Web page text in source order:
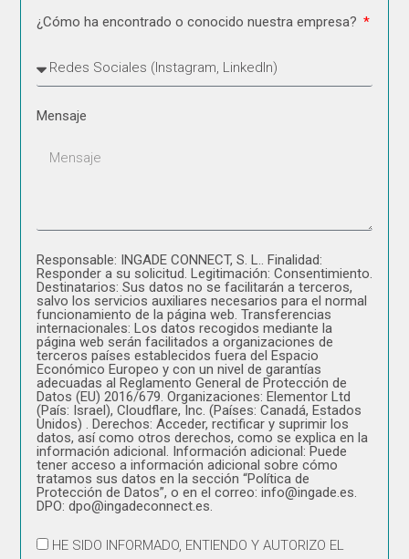
¿Cómo ha encontrado o conocido nuestra empresa?
Mensaje
Responsable: INGADE CONNECT, S. L.. Finalidad:
Responder a su solicitud. Legitimación: Consentimiento.
Destinatarios: Sus datos no se facilitarán a terceros,
salvo los servicios auxiliares necesarios para el normal
funcionamiento de la página web. Transferencias
internacionales: Los datos recogidos mediante la
página web serán facilitados a organizaciones de
terceros países establecidos fuera del Espacio
Económico Europeo y con un nivel de garantías
adecuadas al Reglamento General de Protección de
Datos (EU) 2016/679. Organizaciones: Elementor Ltd
(País: Israel), Cloudflare, Inc. (Países: Canadá, Estados
Unidos) . Derechos: Acceder, rectificar y suprimir los
datos, así como otros derechos, como se explica en la
información adicional. Información adicional: Puede
tener acceso a información adicional sobre cómo
tratamos sus datos en la sección “Política de
Protección de Datos”, o en el correo: info@ingade.es.
DPO: dpo@ingadeconnect.es.
HE SIDO INFORMADO, ENTIENDO Y AUTORIZO EL